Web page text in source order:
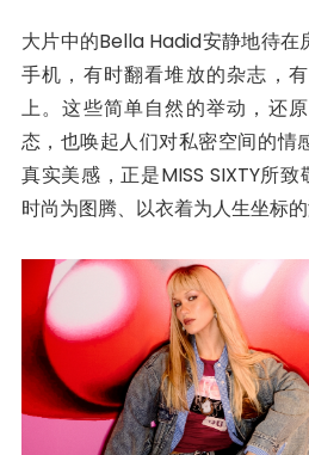
大片中的Bella Hadid安静地待在
手机，有时翻看堆放的杂志，
上。这些简单自然的举动，还
态，也唤起人们对私密空间的情
真实美感，正是MISS SIXTY所
时尚为图腾、以衣着为人生坐标的